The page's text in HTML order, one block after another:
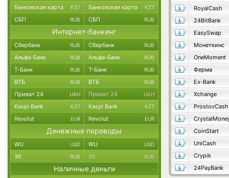
RoyalCash
24BitBank
EasySwap
Монеткинс
OneMoment
Ферма
Ex-Bank
Xchange
ProstovCash
CoinStart
UniCash
Crypik
24PayBank
Банковская карта KZT Банковская карта KZT
СБП RUB СБП RUB
Интернет-банкинг
Сбербанк RUB Сбербанк RUB
Альфа-Банк RUB Альфа-Банк RUB
Т-Банк RUB Т-Банк RUB
ВТБ RUB ВТБ RUB
Приват 24 UAH Приват 24 UAH
Kaspi Bank KZT Kaspi Bank KZT
Revolut EUR Revolut EUR
Денежные переводы
WU USD WU USD
ЗК RUB ЗК RUB
Наличные деньги